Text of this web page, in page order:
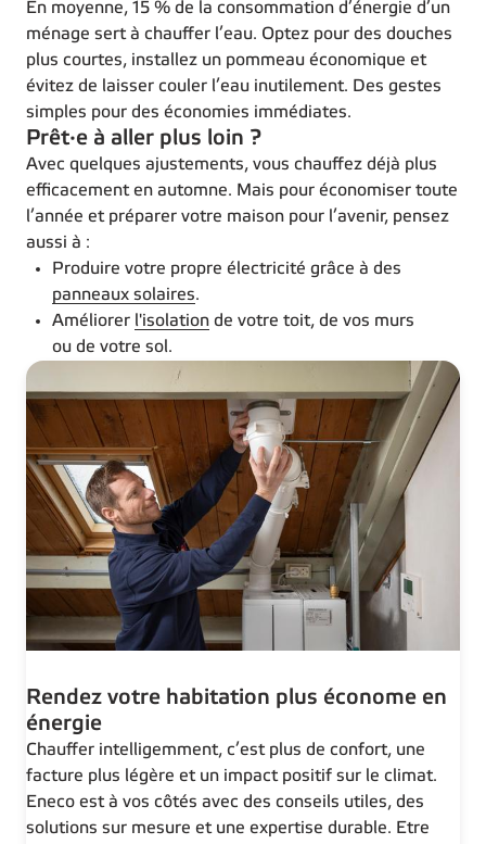
En moyenne, 15 % de la consommation d’énergie d’un
ménage sert à chauffer l’eau. Optez pour des douches
plus courtes, installez un pommeau économique et
évitez de laisser couler l’eau inutilement. Des gestes
simples pour des économies immédiates.
Prêt·e à aller plus loin ?
Avec quelques ajustements, vous chauffez déjà plus
efficacement en automne. Mais pour économiser toute
l’année et préparer votre maison pour l’avenir, pensez
aussi à :
Produire votre propre électricité grâce à des
panneaux solaires.
Améliorer l'isolation de votre toit, de vos murs
ou de votre sol.
Rendez votre habitation plus économe en
énergie
Chauffer intelligemment, c’est plus de confort, une
facture plus légère et un impact positif sur le climat.
Eneco est à vos côtés avec des conseils utiles, des
solutions sur mesure et une expertise durable. Etre